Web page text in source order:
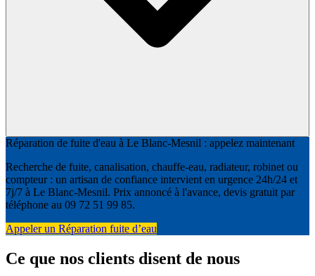
Réparation de fuite d'eau à Le Blanc-Mesnil : appelez maintenant
Recherche de fuite, canalisation, chauffe-eau, radiateur, robinet ou
compteur : un artisan de confiance intervient en urgence 24h/24 et
7j/7 à Le Blanc-Mesnil. Prix annoncé à l'avance, devis gratuit par
téléphone au 09 72 51 99 85.
Appeler un Réparation fuite d’eau
Ce que nos clients disent de nous